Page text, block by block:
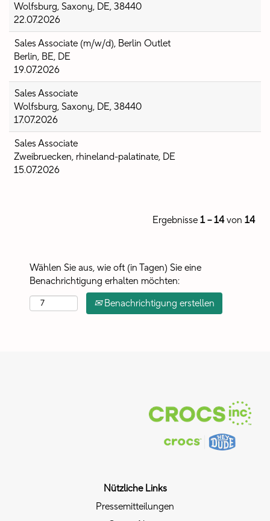
Wolfsburg, Saxony, DE, 38440
22.07.2026
Sales Associate (m/w/d), Berlin Outlet
Berlin, BE, DE
19.07.2026
Sales Associate
Wolfsburg, Saxony, DE, 38440
17.07.2026
Sales Associate
Zweibruecken, rhineland-palatinate, DE
15.07.2026
Ergebnisse 1 – 14von 14
Wählen Sie aus, wie oft (in Tagen) Sie eine
Benachrichtigung erhalten möchten:
Benachrichtigung erstellen
Nützliche Links
Pressemitteilungen